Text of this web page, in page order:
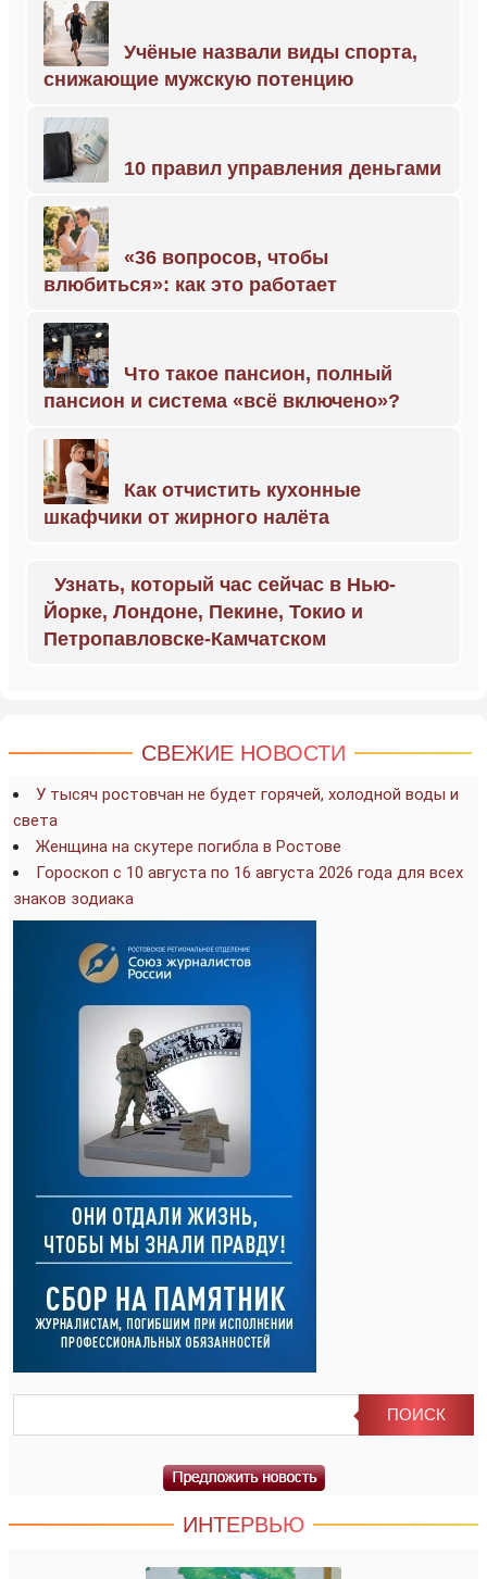
Учёные назвали виды спорта,
снижающие мужскую потенцию
10 правил управления деньгами
«36 вопросов, чтобы
влюбиться»: как это работает
Что такое пансион, полный
пансион и система «всё включено»?
Как отчистить кухонные
шкафчики от жирного налёта
Узнать, который час сейчас в Нью-
Йорке, Лондоне, Пекине, Токио и
Петропавловске-Камчатском
СВЕЖИЕ НОВОСТИ
У тысяч ростовчан не будет горячей, холодной воды и
света
Женщина на скутере погибла в Ростове
Гороскоп с 10 августа по 16 августа 2026 года для всех
знаков зодиака
ИНТЕРВЬЮ